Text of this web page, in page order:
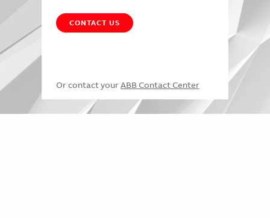
CONTACT US
Or contact your ABB Contact Center